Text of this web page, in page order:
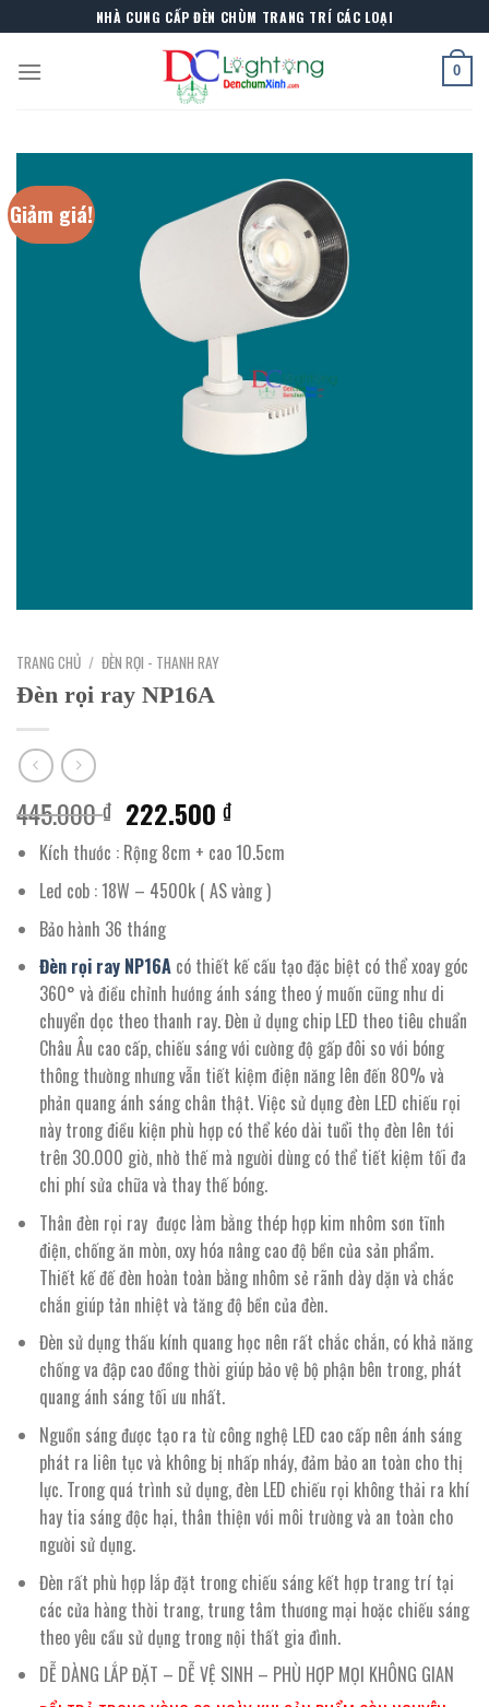
to
content
NHÀ CUNG CẤP ĐÈN CHÙM TRANG TRÍ CÁC LOẠI
0
Giảm giá!
TRANG CHỦ / ĐÈN RỌI - THANH RAY
Đèn rọi ray NP16A
445.000₫ Giá
gốc
là:
445.000 ₫.
222.500₫Giá
hiện
tại
là:
Kích thước : Rộng 8cm + cao 10.5cm
Led cob : 18W – 4500k ( AS vàng )
Bảo hành 36 tháng
Đèn rọi ray NP16Acó thiết kế cấu tạo đặc biệt có thể xoay góc
360° và điều chỉnh hướng ánh sáng theo ý muốn cũng như di
chuyển dọc theo thanh ray. Đèn ử dụng chip LED theo tiêu chuẩn
Châu Âu cao cấp, chiếu sáng với cường độ gấp đôi so với bóng
thông thường nhưng vẫn tiết kiệm điện năng lên đến 80% và
phản quang ánh sáng chân thật. Việc sử dụng đèn LED chiếu rọi
này trong điều kiện phù hợp có thể kéo dài tuổi thọ đèn lên tới
trên 30.000 giờ, nhờ thế mà người dùng có thể tiết kiệm tối đa
chi phí sửa chữa và thay thế bóng.
Thân đèn rọi ray được làm bằng thép hợp kim nhôm sơn tĩnh
điện, chống ăn mòn, oxy hóa nâng cao độ bền của sản phẩm.
Thiết kế đế đèn hoàn toàn bằng nhôm sẻ rãnh dày dặn và chắc
chắn giúp tản nhiệt và tăng độ bền của đèn.
Đèn sử dụng thấu kính quang học nên rất chắc chắn, có khả năng
chống va đập cao đồng thời giúp bảo vệ bộ phận bên trong, phát
quang ánh sáng tối ưu nhất.
Nguồn sáng được tạo ra từ công nghệ LED cao cấp nên ánh sáng
phát ra liên tục và không bị nhấp nháy, đảm bảo an toàn cho thị
lực. Trong quá trình sử dụng, đèn LED chiếu rọi không thải ra khí
hay tia sáng độc hại, thân thiện với môi trường và an toàn cho
người sử dụng.
Đèn rất phù hợp lắp đặt trong chiếu sáng kết hợp trang trí tại
các cửa hàng thời trang, trung tâm thương mại hoặc chiếu sáng
theo yêu cầu sử dụng trong nội thất gia đình.
DỄ DÀNG LẮP ĐẶT – DỄ VỆ SINH – PHÙ HỢP MỌI KHÔNG GIAN